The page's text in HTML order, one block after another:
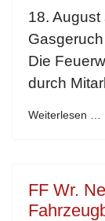
18. August
Die
durch
Weiterlesen …
FF Wr.